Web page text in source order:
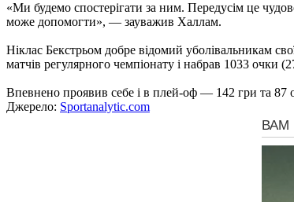
«Ми будемо спостерігати за ним. Передусім це
може допомогти», — зауважив Халлам.
Ніклас Бекстрьом добре відомий уболівальникам
матчів регулярного чемпіонату і набрав 1033 очки
Впевнено проявив себе і в плей-оф — 142 гри та 87
Джерело: Sportanalytic.com